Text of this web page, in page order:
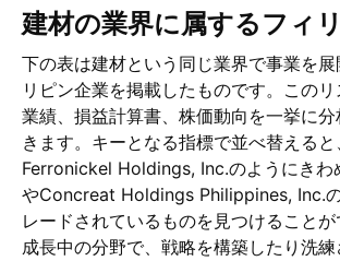
建材の業界に属するフィ
下の表は建材という同じ業界で事業を展
リピン企業を掲載したものです。この
業績、損益計算書、株価動向を一挙に
きます。キーとなる指標で並べ替える
Ferronickel Holdings, Inc.のようにきわ
やConcreat Holdings Philippines, Inc.
レードされているものを見つけること
成長中の分野で、戦略を構築したり洗練